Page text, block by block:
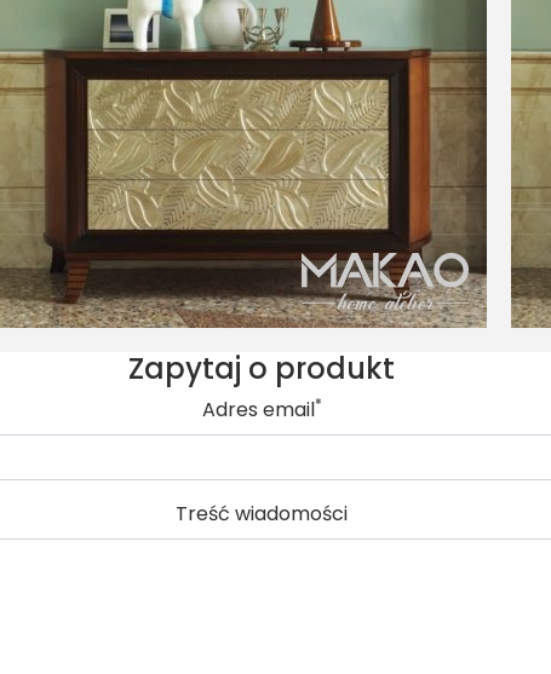
Zapytaj o produkt
Adres email*
Treść wiadomości